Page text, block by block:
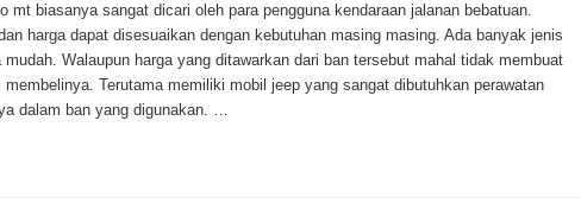
mt biasanya sangat dicari oleh para pengguna kendaraan jalanan bebatuan.
harga dapat disesuaikan dengan kebutuhan masing masing. Ada banyak jenis
mudah. Walaupun harga yang ditawarkan dari ban tersebut mahal tidak membuat
membelinya. Terutama memiliki mobil jeep yang sangat dibutuhkan perawatan
dalam ban yang digunakan. …